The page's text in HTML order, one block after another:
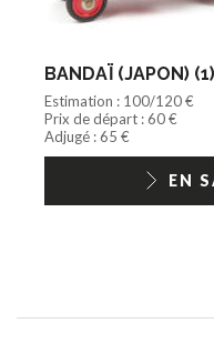
BANDAÏ (JAPON) (1)
Estimation : 100/120 €
Prix de départ : 60 €
Adjugé : 65 €
EN